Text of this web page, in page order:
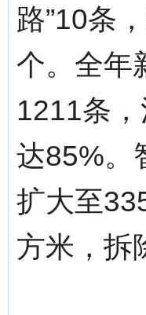
路”10条
个。全年
1211条
达85%。
扩大至
方米，拆